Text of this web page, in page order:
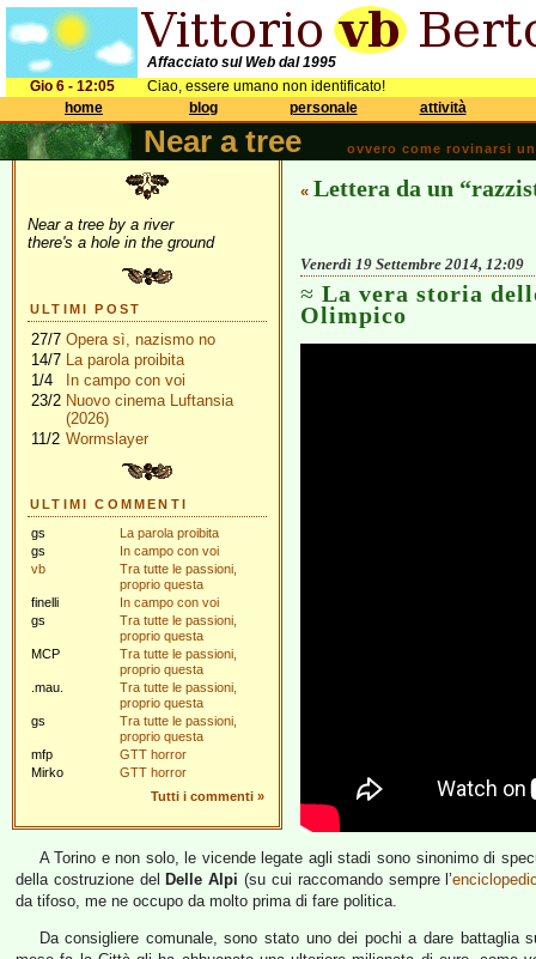
Affacciato sul Web dal 1995
Gio 6 - 12:05
Ciao, essere umano non identificato!
home
blog personale attività
Near a tree ovvero come rovinarsi
Near a tree by a river
there's a hole in the ground
ULTIMI POST
27/7 Opera sì, nazismo no
14/7 La parola proibita
1/4
In campo con voi
23/2 Nuovo cinema Luftansia
(2026)
11/2 Wormslayer
ULTIMI COMMENTI
gs
La parola proibita
gs
In campo con voi
vb
Tra tutte le passioni,
proprio questa
finelli
In campo con voi
gs
Tra tutte le passioni,
proprio questa
MCP
Tra tutte le passioni,
proprio questa
.mau.
Tra tutte le passioni,
proprio questa
gs
Tra tutte le passioni,
proprio questa
mfp
GTT horror
Mirko
GTT horror
Tutti i commenti »
« Lettera da un
Venerdì 19 Settembre 2014, 12:09
La vera storia
Olimpico
A Torino e non solo, le vicende legate agli stadi sono sinonimo di
della costruzione del Delle Alpi (su cui raccomando sempre l’
da tifoso, me ne occupo da molto prima di fare politica.
Da consigliere comunale, sono stato uno dei pochi a dare battaglia